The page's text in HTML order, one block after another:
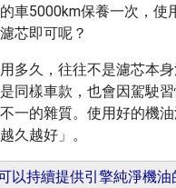
車5000km保養一次，使
芯即可呢？
多久，往往不是濾芯本
同樣車款，也會因駕駛
一的雜質。使用好的機
久越好」。
持續提供引擎純淨機油